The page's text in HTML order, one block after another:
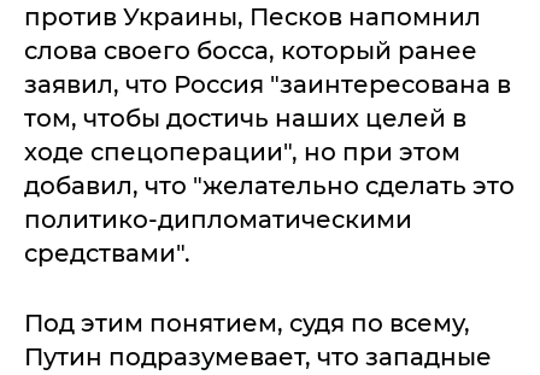
против Украины, Песков напомнил
слова своего босса, который ранее
заявил, что Россия "заинтересована в
том, чтобы достичь наших целей в
ходе спецоперации", но при этом
добавил, что "желательно сделать это
политико-дипломатическими
средствами".
Под этим понятием, судя по всему,
Путин подразумевает, что западные